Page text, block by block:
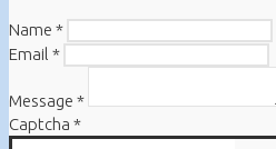
Name *
Email *
Message *
Captcha *